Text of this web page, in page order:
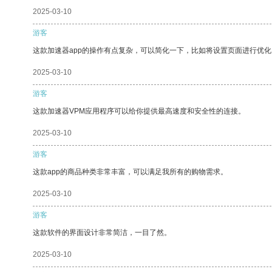
2025-03-10
游客
这款加速器app的操作有点复杂，可以简化一下，比如将设置页面进行优
2025-03-10
游客
这款加速器VPM应用程序可以给你提供最高速度和安全性的连接。
2025-03-10
游客
这款app的商品种类非常丰富，可以满足我所有的购物需求。
2025-03-10
游客
这款软件的界面设计非常简洁，一目了然。
2025-03-10